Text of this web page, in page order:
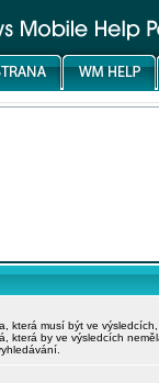
která musí být ve výsledcích,
která by ve výsledcích